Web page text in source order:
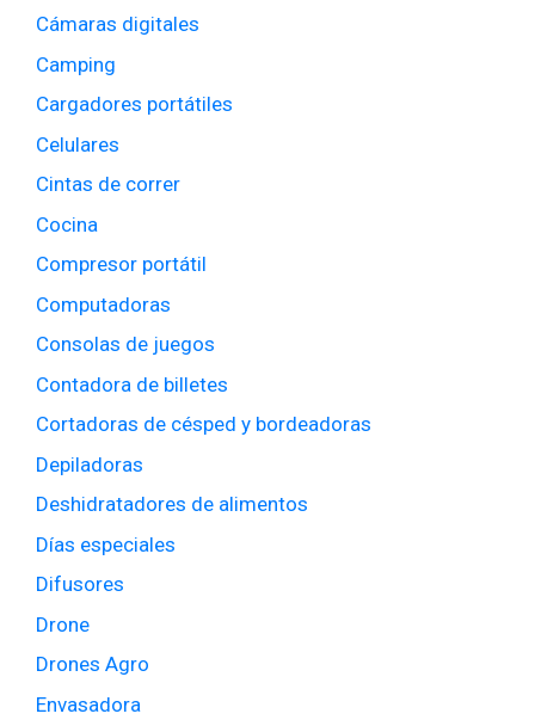
Cámaras digitales
Camping
Cargadores portátiles
Celulares
Cintas de correr
Cocina
Compresor portátil
Computadoras
Consolas de juegos
Contadora de billetes
Cortadoras de césped y bordeadoras
Depiladoras
Deshidratadores de alimentos
Días especiales
Difusores
Drone
Drones Agro
Envasadora